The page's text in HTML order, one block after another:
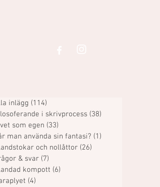
inlägg (114)
i skrivprocess (38)
som egen (33)
man använda sin fantasi? (1)
och nollåttor (26)
& svar (7)
kompott (6)
(4)